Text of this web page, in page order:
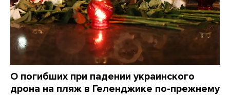
О погибших при падении украинского
дрона на пляж в Геленджике по-прежнему